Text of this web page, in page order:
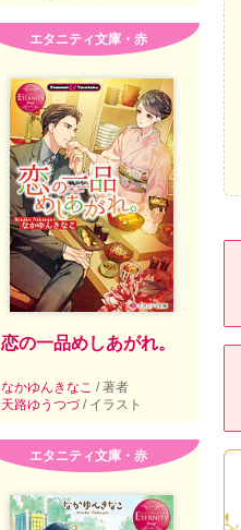
エタニティ文庫・赤
恋の一品めしあがれ。
なかゆんきなこ / 著者
天路ゆうつづ/ イラスト
エタニティ文庫・赤